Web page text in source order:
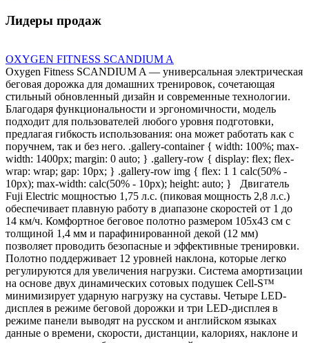
Лидеры продаж
OXYGEN FITNESS SCANDIUM A
Oxygen Fitness SCANDIUM A — универсальная электрическая
беговая дорожка для домашних тренировок, сочетающая
стильный обновленный дизайн и современные технологии.
Благодаря функциональности и эргономичности, модель
подходит для пользователей любого уровня подготовки,
предлагая гибкость использования: она может работать как с
поручнем, так и без него. .gallery-container { width: 100%; max-
width: 1400px; margin: 0 auto; } .gallery-row { display: flex; flex-
wrap: wrap; gap: 10px; } .gallery-row img { flex: 1 1 calc(50% -
10px); max-width: calc(50% - 10px); height: auto; } Двигатель
Fuji Electric мощностью 1,75 л.с. (пиковая мощность 2,8 л.с.)
обеспечивает плавную работу в диапазоне скоростей от 1 до
14 км/ч. Комфортное беговое полотно размером 105х43 см с
толщиной 1,4 мм и парафинированной декой (12 мм)
позволяет проводить безопасные и эффективные тренировки.
Полотно поддерживает 12 уровней наклона, которые легко
регулируются для увеличения нагрузки. Система амортизации
на основе двух динамических сотовых подушек Cell-S™
минимизирует ударную нагрузку на суставы. Четыре LED-
дисплея в режиме беговой дорожки и три LED-дисплея в
режиме панели выводят на русском и английском языках
данные о времени, скорости, дистанции, калориях, наклоне и